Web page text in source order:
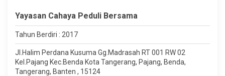
Yayasan Cahaya Peduli Bersama
Tahun Berdiri : 2017
Jl.Halim Perdana Kusuma Gg.Madrasah RT 001 RW 02
Kel.Pajang Kec.Benda Kota Tangerang, Pajang, Benda,
Tangerang, Banten , 15124